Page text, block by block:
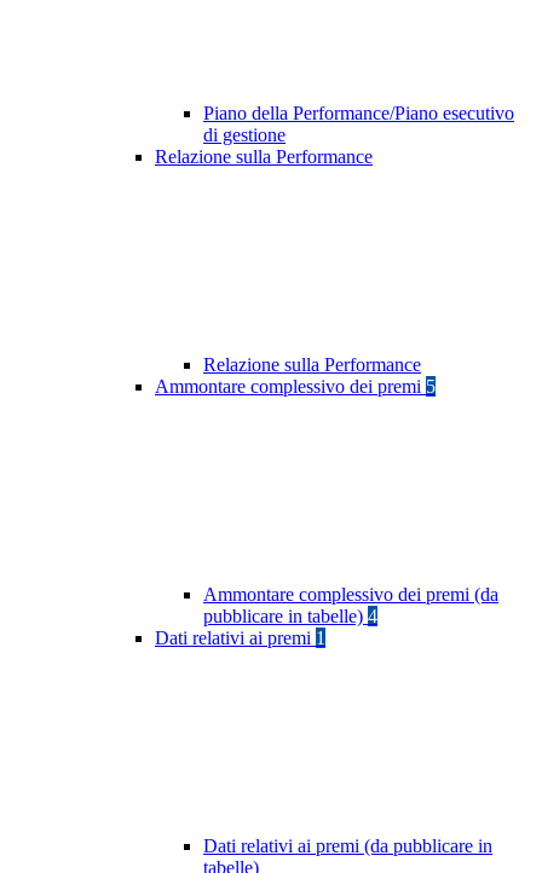
Piano della Performance/Piano esecutivo
di gestione
Relazione sulla Performance
Relazione sulla Performance
Ammontare complessivo dei premi 5
Ammontare complessivo dei premi (da
pubblicare in tabelle) 4
Dati relativi ai premi 1
Dati relativi ai premi (da pubblicare in
tabelle)